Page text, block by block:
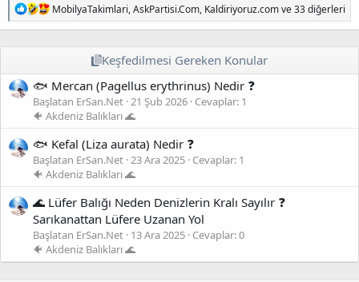
T
e
p
k
l
e
r
:
MobilyaTakimlari,AskPartisi.Com, Kaldiriyoruz.comve 33 diğerleri
Keşfedilmesi Gereken Konular
🐟 Mercan (Pagellus erythrinus) Nedir ❓
Başlatan ErSan.Net 21 Şub 2026 Cevaplar: 1
🐠 Akdeniz Balıkları 🌊
🐟 Kefal (Liza aurata) Nedir ❓
Başlatan ErSan.Net 23 Ara 2025 Cevaplar: 1
🐠 Akdeniz Balıkları 🌊
🌊 Lüfer Balığı Neden Denizlerin Kralı Sayılır ❓
Sarıkanattan Lüfere Uzanan Yol
Başlatan ErSan.Net 13 Ara 2025 Cevaplar: 0
🐠 Akdeniz Balıkları 🌊